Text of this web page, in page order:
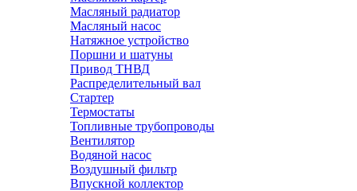
Масляный радиатор
Масляный насос
Натяжное устройство
Поршни и шатуны
Привод ТНВД
Распределительный вал
Стартер
Термостаты
Топливные трубопроводы
Вентилятор
Водяной насос
Воздушный фильтр
Впускной коллектор